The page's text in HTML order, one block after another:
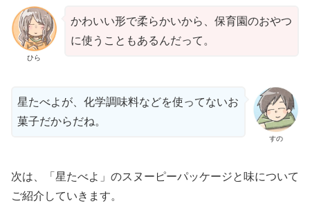
ひら
かわいい形で柔らかいから、保育園のおやつ
に使うこともあるんだって。
すの
星たべよが、化学調味料などを使ってないお
菓子だからだね。
次は、「星たべよ」のスヌーピーパッケージと味について
ご紹介していきます。